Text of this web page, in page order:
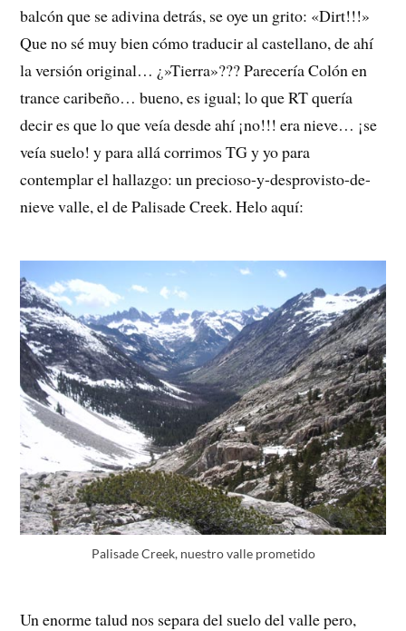
balcón que se adivina detrás, se oye un grito: «Dirt!!!»
Que no sé muy bien cómo traducir al castellano, de ahí
la versión original… ¿»Tierra»??? Parecería Colón en
trance caribeño… bueno, es igual; lo que RT quería
decir es que lo que veía desde ahí ¡no!!! era nieve… ¡se
veía suelo! y para allá corrimos TG y yo para
contemplar el hallazgo: un precioso-y-desprovisto-de-
nieve valle, el de Palisade Creek. Helo aquí:
Palisade Creek, nuestro valle prometido
Un enorme talud nos separa del suelo del valle pero,